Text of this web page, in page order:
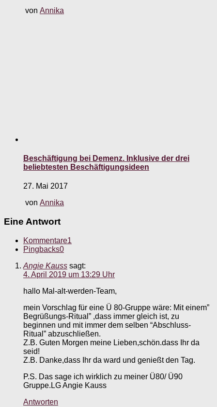
von Annika
Beschäftigung bei Demenz. Inklusive der drei
beliebtesten Beschäftigungsideen
27. Mai 2017
von Annika
Eine Antwort
Kommentare1
Pingbacks0
Angie Kauss sagt:
4. April 2019 um 13:29 Uhr
hallo Mal-alt-werden-Team,
mein Vorschlag für eine Ü 80-Gruppe wäre: Mit einem”
Begrüßungs-Ritual” ,dass immer gleich ist, zu
beginnen und mit immer dem selben “Abschluss-
Ritual” abzuschließen.
Z.B. Guten Morgen meine Lieben,schön.dass Ihr da
seid!
Z.B. Danke,dass Ihr da ward und genießt den Tag.
P.S. Das sage ich wirklich zu meiner Ü80/ Ü90
Gruppe.LG Angie Kauss
Antworten